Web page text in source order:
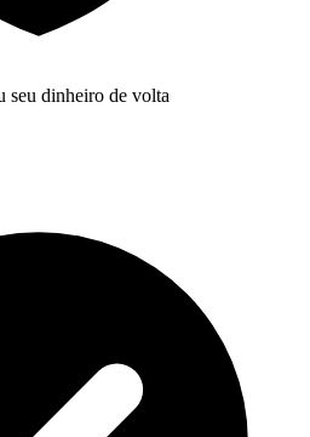
seu dinheiro de volta